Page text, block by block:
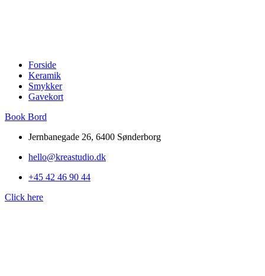
Forside
Keramik
Smykker
Gavekort
Book Bord
Jernbanegade 26, 6400 Sønderborg
hello@kreastudio.dk
+45 42 46 90 44
Click here